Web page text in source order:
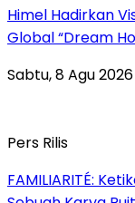
Himel Hadirkan
Global “Dream
Sabtu, 8 Agu
Pers Rilis
FAMILIARITÉ: